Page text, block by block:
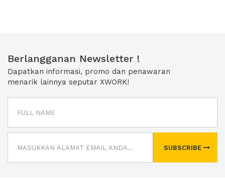
Berlangganan Newsletter !
Dapatkan informasi, promo dan penawaran
menarik lainnya seputar XWORK!
SUBSCRIBE